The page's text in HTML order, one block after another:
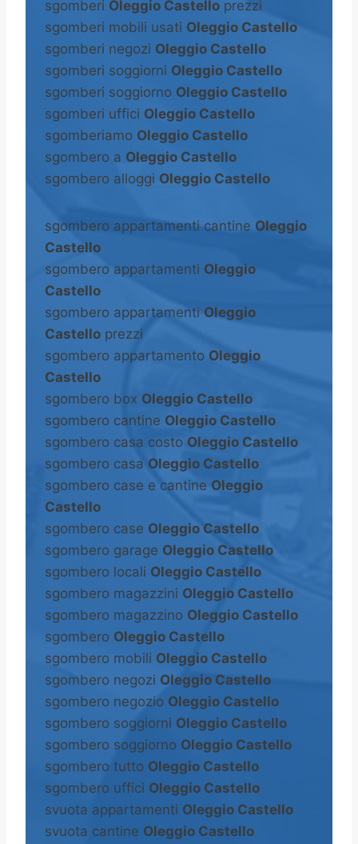
sgomberi Oleggio Castello prezzi
sgomberi mobili usati Oleggio Castello
sgomberi negozi Oleggio Castello
sgomberi soggiorni Oleggio Castello
sgomberi soggiorno Oleggio Castello
sgomberi uffici Oleggio Castello
sgomberiamo Oleggio Castello
sgombero a Oleggio Castello
sgombero alloggi Oleggio Castello
sgombero appartamenti cantine Oleggio
Castello
sgombero appartamenti Oleggio
Castello
sgombero appartamenti Oleggio
Castello prezzi
sgombero appartamento Oleggio
Castello
sgombero box Oleggio Castello
sgombero cantine Oleggio Castello
sgombero casa costo Oleggio Castello
sgombero casa Oleggio Castello
sgombero case e cantine Oleggio
Castello
sgombero case Oleggio Castello
sgombero garage Oleggio Castello
sgombero locali Oleggio Castello
sgombero magazzini Oleggio Castello
sgombero magazzino Oleggio Castello
sgombero Oleggio Castello
sgombero mobili Oleggio Castello
sgombero negozi Oleggio Castello
sgombero negozio Oleggio Castello
sgombero soggiorni Oleggio Castello
sgombero soggiorno Oleggio Castello
sgombero tutto Oleggio Castello
sgombero uffici Oleggio Castello
svuota appartamenti Oleggio Castello
svuota cantine Oleggio Castello